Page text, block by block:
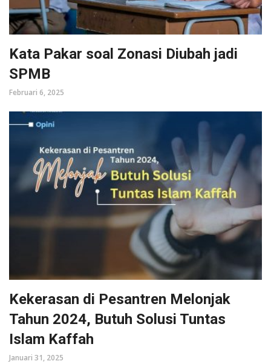
Kata Pakar soal Zonasi Diubah jadi
SPMB
Februari 6, 2025
Kekerasan di Pesantren Melonjak
Tahun 2024, Butuh Solusi Tuntas
Islam Kaffah
Januari 31, 2025